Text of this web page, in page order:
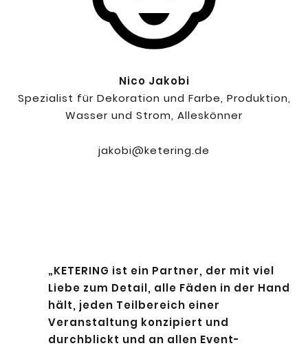
Nico Jakobi
Spezialist für Dekoration und Farbe, Produktion,
Wasser und Strom, Alleskönner
jakobi@ketering.de
„KETERING ist ein Partner, der mit viel
Liebe zum Detail, alle Fäden in der Hand
hält, jeden Teilbereich einer
Veranstaltung konzipiert und
durchblickt und an allen Event-